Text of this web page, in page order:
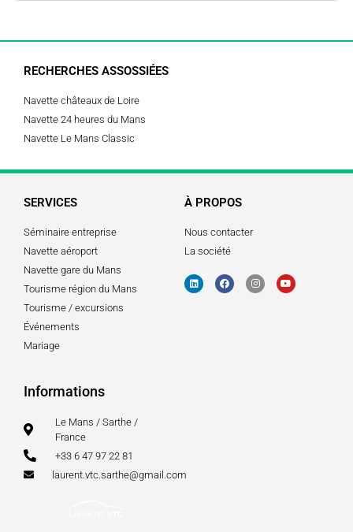
RECHERCHES ASSOSSIÉES
Navette châteaux de Loire
Navette 24 heures du Mans
Navette Le Mans Classic
SERVICES
Séminaire entreprise
Navette aéroport
Navette gare du Mans
Tourisme région du Mans
Tourisme / excursions
Événements
Mariage
À PROPOS
Nous contacter
La société
Informations
Le Mans / Sarthe /
France
+33 6 47 97 22 81
laurent.vtc.sarthe@gmail.com